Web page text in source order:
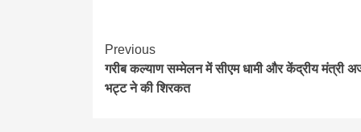
Continue
Reading
Previous
गरीब कल्याण सम्मेलन में सीएम धामी और केंद्रीय मंत्री
भट्ट ने की शिरकत